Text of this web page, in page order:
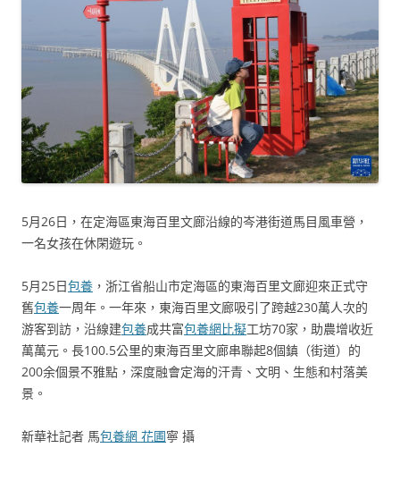
5月26日，在定海區東海百里文廊沿線的岑港街道馬目風車營，
一名女孩在休閑遊玩。
5月25日包養 ，浙江省船山市定海區的東海百里文廊迎來正式守
舊包養一周年。一年來，東海百里文廊吸引了跨越230萬人次的
游客到訪，沿線建包養成共富包養網比擬工坊70家，助農增收近
萬萬元。長100.5公里的東海百里文廊串聯起8個鎮（街道）的
200余個景不雅點，深度融會定海的汗青、文明、生態和村落美
景。
新華社記者 馬包養網 花圃寧 攝